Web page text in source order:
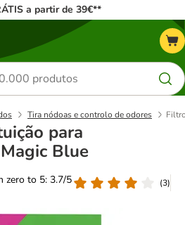
a partir de 39€**
Tira nódoas e controlo de odores
para
Blue
zero to 5: 3.7/5
(3)